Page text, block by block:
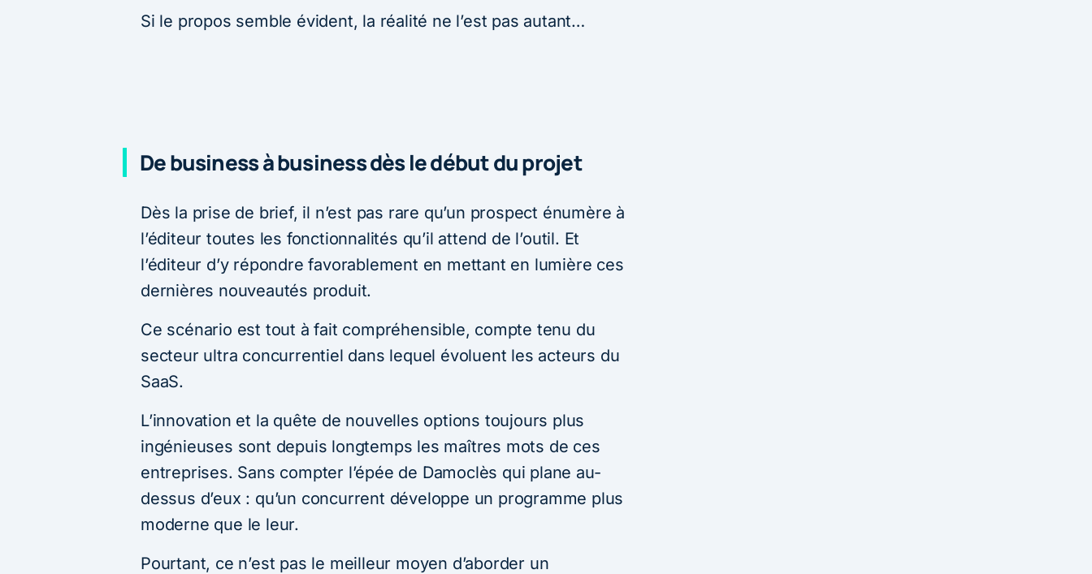
Si le propos semble évident, la réalité ne l’est pas autant…
De business à business dès le début du projet
Dès la prise de brief, il n’est pas rare qu’un prospect énumère à
l’éditeur toutes les fonctionnalités qu’il attend de l’outil. Et
l’éditeur d’y répondre favorablement en mettant en lumière ces
dernières nouveautés produit.
Ce scénario est tout à fait compréhensible, compte tenu du
secteur ultra concurrentiel dans lequel évoluent les acteurs du
SaaS.
L’innovation et la quête de nouvelles options toujours plus
ingénieuses sont depuis longtemps les maîtres mots de ces
entreprises. Sans compter l’épée de Damoclès qui plane au-
dessus d’eux : qu’un concurrent développe un programme plus
moderne que le leur.
Pourtant, ce n’est pas le meilleur moyen d’aborder un